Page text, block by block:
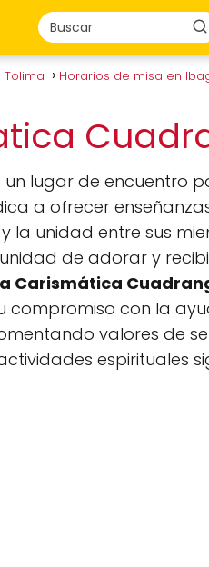
Horarios de misa en
un lugar de encuentro
a ofrecer
unidad entre sus
de adorar y
Carismática
con la
valores de
espirituales